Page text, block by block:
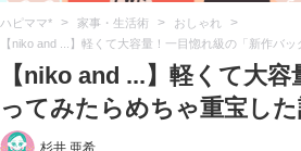
ハピママ* > 家事・生活術 > おしゃれ >
【niko and ...】軽くて大容量！一目惚れ級の「新作バ
【niko and ...】軽くて大
ってみたらめちゃ重宝し
杉井 亜希